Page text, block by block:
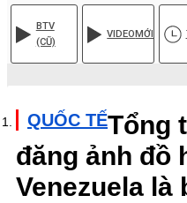
BTV
(CŨ)
VIDEOMỚI
QUỐC TẾTổng
đăng ảnh đồ
Venezuela là